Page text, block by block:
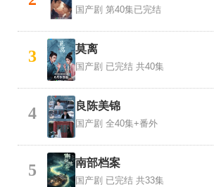
国产剧 第40集已完结
3 莫离
国产剧 已完结 共40集
4 良陈美锦
国产剧 全40集+番外
5 南部档案
国产剧 已完结 共33集